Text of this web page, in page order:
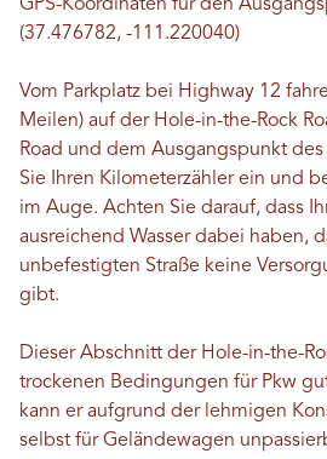
GPS-Koordinaten für den
(37.476782, -111.220040)
Vom Parkplatz bei Highway 12
Meilen) auf der Hole-in-the-Rock
Road und dem Ausgangspunkt
Sie Ihren Kilometerzähler ein und
im Auge. Achten Sie darauf, dass
ausreichend Wasser dabei haben,
unbefestigten Straße keine
gibt.
Dieser Abschnitt der Hole-in-the-
trockenen Bedingungen für Pkw
kann er aufgrund der lehmigen
selbst für Geländewagen